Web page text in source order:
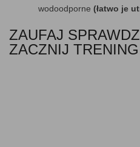
wodoodporne (łatwo je
ZAUFAJ
ZACZNIJ